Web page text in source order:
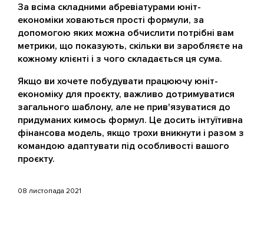
За всіма складними абревіатурами юніт-
економіки ховаються прості формули, за
допомогою яких можна обчислити потрібні вам
метрики, що показують, скільки ви заробляєте на
кожному клієнті і з чого складається ця сума.
Якщо ви хочете побудувати працюючу юніт-
економіку для проєкту, важливо дотримуватися
загального шаблону, але не прив'язуватися до
придуманих кимось формул. Це досить інтуїтивна
фінансова модель, якщо трохи вникнути і разом з
командою адаптувати під особливості вашого
проєкту.
08 листопада 2021